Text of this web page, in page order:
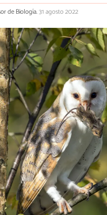
de Biología.31 agosto 2022